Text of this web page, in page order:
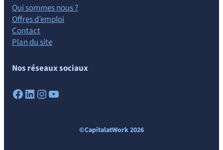
Qui sommes nous ?
Offres d’emploi
Contact
Plan du site
Nos réseaux sociaux
Facebook LinkedIn Instagram YouTube
©CapitalatWork 2026